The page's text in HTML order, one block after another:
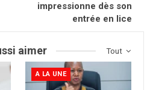
impressionne dès son
entrée en lice
Tout
aimer
A LA UNE